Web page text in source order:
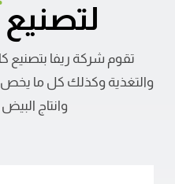
لتصنيع
تقوم شركة ريفا بتصنيع
والتغذية وكذلك كل ما
وانتاج